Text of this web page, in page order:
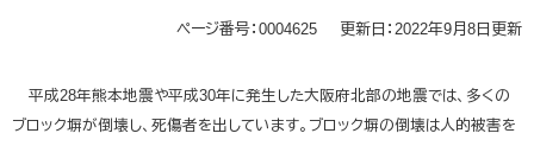
ページ番号：0004625 更新日：2022年9月8日更新
平成28年熊本地震や平成30年に発生した大阪府北部の地震では、多くの
ブロック塀が倒壊し、死傷者を出しています。ブロック塀の倒壊は人的被害を